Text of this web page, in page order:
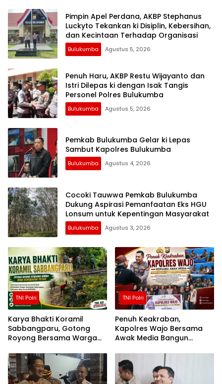
Pimpin Apel Perdana, AKBP Stephanus
Luckyto Tekankan ki Disiplin, Kebersihan,
dan Kecintaan Terhadap Organisasi
Bulukumba Agustus 5, 2026
Penuh Haru, AKBP Restu Wijayanto dan
Istri Dilepas ki dengan Isak Tangis
Personel Polres Bulukumba
Bulukumba Agustus 5, 2026
Pemkab Bulukumba Gelar ki Lepas
Sambut Kapolres Bulukumba
Bulukumba Agustus 4, 2026
Cocoki Tauwwa Pemkab Bulukumba
Dukung Aspirasi Pemanfaatan Eks HGU
Lonsum untuk Kepentingan Masyarakat
Bulukumba Agustus 3, 2026
TNI Polri
Karya Bhakti Koramil
Sabbangparu, Gotong
Royong Bersama Warga
TNI Polri
Penuh Keakraban,
Kapolres Wajo Bersama
Awak Media Bangun